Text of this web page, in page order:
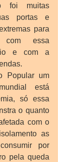
foi muitas
portas e
para
com essa
e com a
Popular um
está
só essa
o quanto
com o
as
por
pela queda